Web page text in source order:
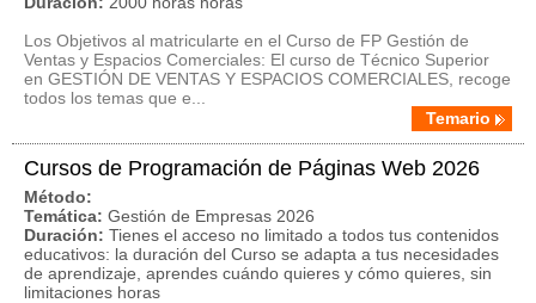
Los Objetivos al matricularte en el Curso de FP Gestión de
Ventas y Espacios Comerciales: El curso de Técnico Superior
en GESTIÓN DE VENTAS Y ESPACIOS COMERCIALES, recoge
todos los temas que e...
Temario
Cursos de Programación de Páginas Web 2026
Método:
Temática: Gestión de Empresas 2026
Duración: Tienes el acceso no limitado a todos tus contenidos
educativos: la duración del Curso se adapta a tus necesidades
de aprendizaje, aprendes cuándo quieres y cómo quieres, sin
limitaciones horas